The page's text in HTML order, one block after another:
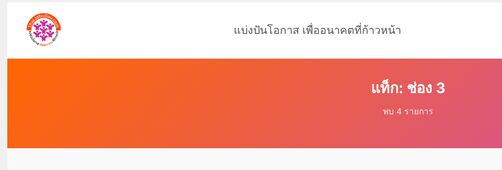
แบ่งปันโอกาส เพื่ออนาคตที่ก้าวหน้า
แท็ก: ช่อง 3
พบ 4 รายการ